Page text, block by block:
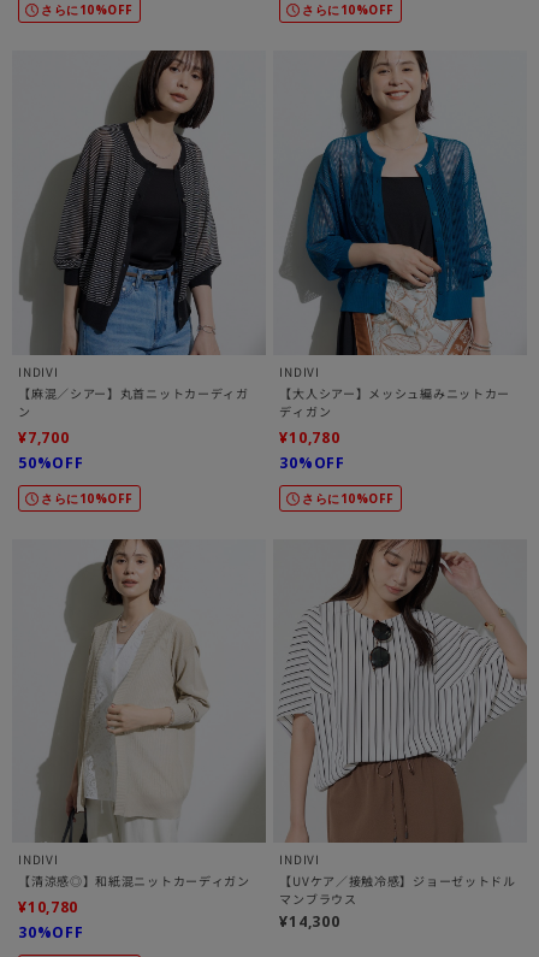
さらに10%OFF さらに10%OFF
INDIVI
【麻混／シアー】丸首ニットカーディガ
ン
¥7,700
50%OFF
さらに10%OFF
INDIVI
【大人シアー】メッシュ編みニットカー
ディガン
¥10,780
30%OFF
さらに10%OFF
INDIVI
【清涼感◎】和紙混ニットカーディガン
¥10,780
30%OFF
INDIVI
【UVケア／接触冷感】ジョーゼットドル
マンブラウス
¥14,300